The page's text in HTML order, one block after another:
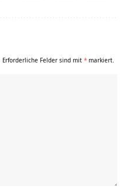
Erforderliche Felder sind mit * markiert.